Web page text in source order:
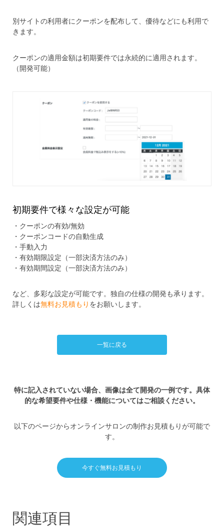
別サイトの利用者にクーポンを配布して、優待などにも利用で
きます。
クーポンの適用金額は初期要件では永続的に適用されます。
（開発可能）
初期要件で様々な設定が可能
・クーポンの有効/無効
・クーポンコードの自動生成
・手動入力
・有効期限設定（一部決済方法のみ）
・有効期間設定（一部決済方法のみ）
など、多彩な設定が可能です。独自の仕様の開発も承ります。
詳しくは無料お見積もり をお願いします。
一覧に戻る
特に記入されていない場合、画像は全て開発の一例です。具体
的な希望要件や仕様・機能についてはご相談ください。
以下のページからオンラインサロンの制作お見積もりが可能で
す。
今すぐ無料お見積もり
関連項目